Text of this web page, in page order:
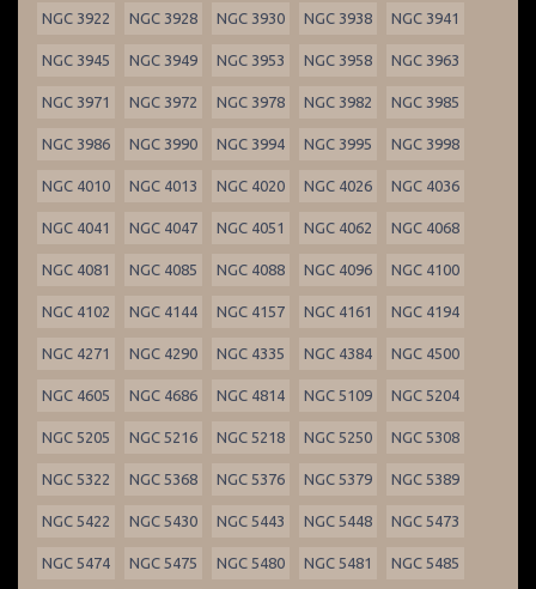
NGC 3922 NGC 3928 NGC 3930 NGC 3938 NGC 3941
NGC 3945 NGC 3949 NGC 3953 NGC 3958 NGC 3963
NGC 3971 NGC 3972 NGC 3978 NGC 3982 NGC 3985
NGC 3986 NGC 3990 NGC 3994 NGC 3995 NGC 3998
NGC 4010 NGC 4013 NGC 4020 NGC 4026 NGC 4036
NGC 4041 NGC 4047 NGC 4051 NGC 4062 NGC 4068
NGC 4081 NGC 4085 NGC 4088 NGC 4096 NGC 4100
NGC 4102 NGC 4144 NGC 4157 NGC 4161 NGC 4194
NGC 4271 NGC 4290 NGC 4335 NGC 4384 NGC 4500
NGC 4605 NGC 4686 NGC 4814 NGC 5109 NGC 5204
NGC 5205 NGC 5216 NGC 5218 NGC 5250 NGC 5308
NGC 5322 NGC 5368 NGC 5376 NGC 5379 NGC 5389
NGC 5422 NGC 5430 NGC 5443 NGC 5448 NGC 5473
NGC 5474 NGC 5475 NGC 5480 NGC 5481 NGC 5485